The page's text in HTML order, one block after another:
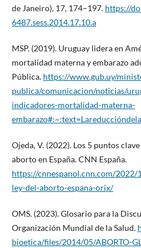
de Janeiro), 17, 174–197. https://
6487.sess.2014.17.10.a
MSP. (2019). Uruguay lidera en
mortalidad materna y embarazo
Pública. https://www.gub.uy/
publica/comunicacion/noticias/
indicadores-mortalidad-materna-
Ojeda, V. (2022). Los 5 puntos
aborto en España. CNN España.
https://cnnespanol.cnn.com/
ley-del-aborto-espana-orix/
OMS. (2023). Glosario para la
Organización Mundial de la Salud.
bioetica/files/2014/05/ABORTO-